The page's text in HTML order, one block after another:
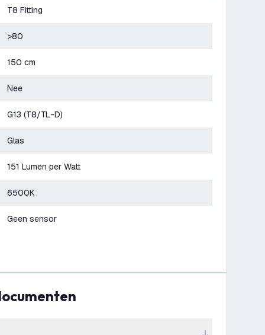
T8 Fitting
>80
150 cm
Nee
G13 (T8/TL-D)
Glas
151 Lumen per Watt
6500K
Geen sensor